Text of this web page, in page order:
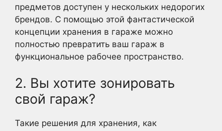
предметов доступен у нескольких недорогих
брендов. С помощью этой фантастической
концепции хранения в гараже можно
полностью превратить ваш гараж в
функциональное рабочее пространство.
2. Вы хотите зонировать
свой гараж?
Такие решения для хранения, как